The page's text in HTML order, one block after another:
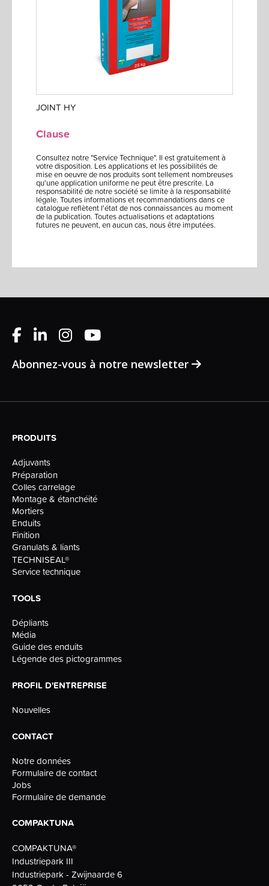
JOINT HY
Clause
Consultez notre "Service Technique". Il est gratuitement à
votre disposition. Les applications et les possibilités de
mise en oeuvre de nos produits sont tellement nombreuses
qu'une application uniforme ne peut être prescrite. La
responsabilité de notre société se limite à la responsabilité
légale. Toutes informations et recommandations dans ce
catalogue reflètent l'état de nos connaissances au moment
de la publication. Toutes actualisations et adaptations
futures ne peuvent, en aucun cas, nous être imputées.
Abonnez-vous à notre newsletter
PRODUITS
Adjuvants
Préparation
Colles carrelage
Montage & étanchéité
Mortiers
Enduits
Finition
Granulats & liants
TECHNISEAL®
Service technique
TOOLS
Dépliants
Média
Guide des enduits
Légende des pictogrammes
PROFIL D'ENTREPRISE
Nouvelles
CONTACT
Notre données
Formulaire de contact
Jobs
Formulaire de demande
COMPAKTUNA
COMPAKTUNA®
Industriepark III
Industriepark - Zwijnaarde 6